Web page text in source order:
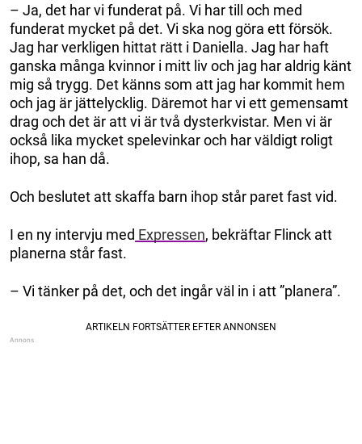
– Ja, det har vi funderat på. Vi har till och med
funderat mycket på det. Vi ska nog göra ett försök.
Jag har verkligen hittat rätt i Daniella. Jag har haft
ganska många kvinnor i mitt liv och jag har aldrig känt
mig så trygg. Det känns som att jag har kommit hem
och jag är jättelycklig. Däremot har vi ett gemensamt
drag och det är att vi är två dysterkvistar. Men vi är
också lika mycket spelevinkar och har väldigt roligt
ihop, sa han då.
Och beslutet att skaffa barn ihop står paret fast vid.
I en ny intervju med Expressen, bekräftar Flinck att
planerna står fast.
– Vi tänker på det, och det ingår väl in i att ”planera”.